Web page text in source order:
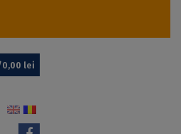
0,00 lei